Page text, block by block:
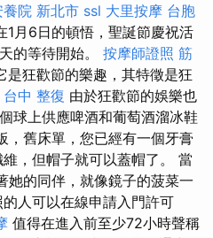
養院 新北市 ssl 大里按摩 台胞
1月6日的頓悟，聖誕節慶祝活
的等待開始。 按摩師證照 筋
是狂歡節的樂趣，其特徵是狂
台中 整復 由於狂歡節的娛樂也
球上供應啤酒和葡萄酒溜冰鞋
，舊床單，您已經有一個牙膏
，但帽子就可以蓋帽了。 當
她的同伴，就像鏡子的菠菜一
人可以在線申請入門許可
值得在進入前至少72小時聲稱